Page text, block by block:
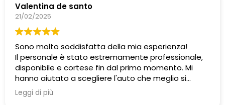
Valentina de santo
21/02/2025
Sono molto soddisfatta della mia esperienza!
Il personale è stato estremamente professionale,
disponibile e cortese fin dal primo momento. Mi
hanno aiutato a scegliere l'auto che meglio si
adattava alle mie esigenze, rispondendo a tutte le
mie domande con pazienza e competenza. Felice
Leggi di più